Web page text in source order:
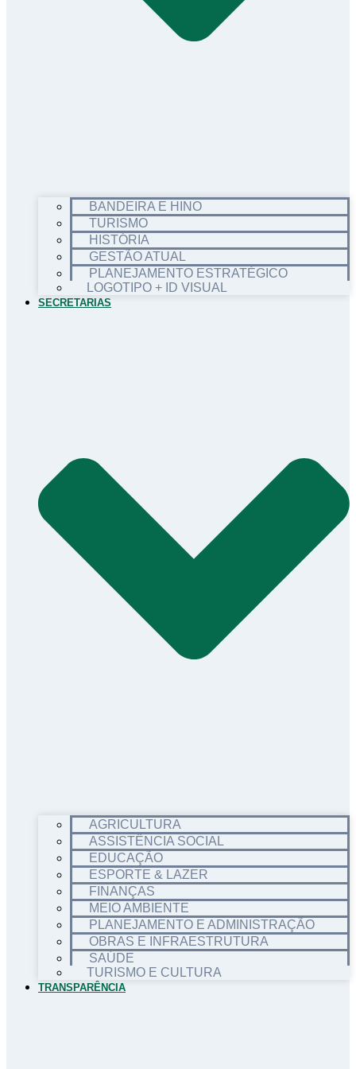
BANDEIRA E HINO
TURISMO
HISTÓRIA
GESTÃO ATUAL
PLANEJAMENTO ESTRATÉGICO
LOGOTIPO + ID VISUAL
SECRETARIAS
AGRICULTURA
ASSISTÊNCIA SOCIAL
EDUCAÇÃO
ESPORTE & LAZER
FINANÇAS
MEIO AMBIENTE
PLANEJAMENTO E ADMINISTRAÇÃO
OBRAS E INFRAESTRUTURA
SAÚDE
TURISMO E CULTURA
TRANSPARÊNCIA